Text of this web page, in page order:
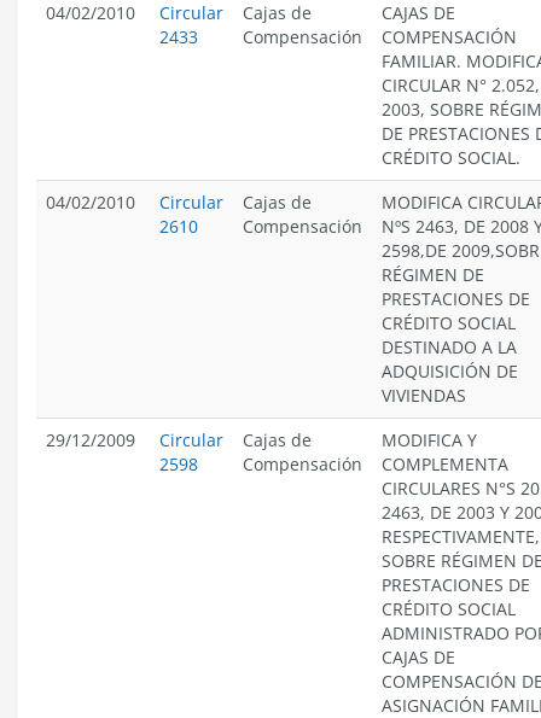
04/02/2010
Circular
2433
Cajas de
Compensación
CAJAS DE
COMPENSACIÓN
FAMILIAR.
CIRCULAR N°
2003, SOBRE
DE PRESTACIONES
CRÉDITO SOCIAL.
04/02/2010
Circular
2610
Cajas de
Compensación
MODIFICA
NºS 2463, DE 2008
2598,DE
RÉGIMEN DE
PRESTACIONES DE
CRÉDITO SOCIAL
DESTINADO A LA
ADQUISICIÓN DE
VIVIENDAS
29/12/2009
Circular
2598
Cajas de
Compensación
MODIFICA Y
COMPLEMENTA
CIRCULARES N°S
2463, DE 2003 Y
RESPECTIVAMENTE,
SOBRE RÉGIMEN
PRESTACIONES DE
CRÉDITO SOCIAL
ADMINISTRADO
CAJAS DE
COMPENSACIÓN
ASIGNACIÓN